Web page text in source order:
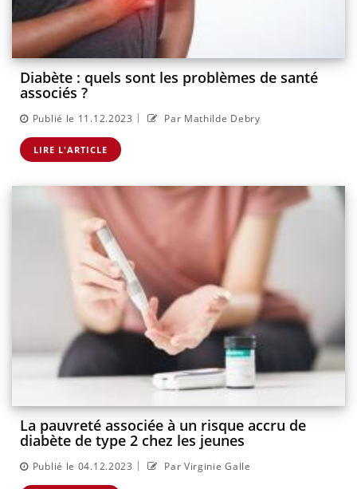
Diabète : quels sont les problèmes de santé
associés ?
Publié le 11.12.2023 | Par Mathilde Debry
LIRE L'ARTICLE
La pauvreté associée à un risque accru de
diabète de type 2 chez les jeunes
Publié le 04.12.2023 | Par Virginie Galle